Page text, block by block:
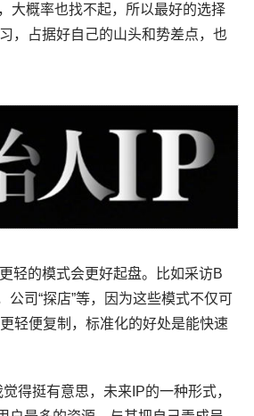
大概率也找不起，所以最好的选择
，占据好自己的山头和势差点，也
轻的模式会更好起盘。比如采访B
公司“探店”等，因为这些模式不仅可
轻便复制，标准化的好处是能快速
得挺有意思，未来IP的一种形式，